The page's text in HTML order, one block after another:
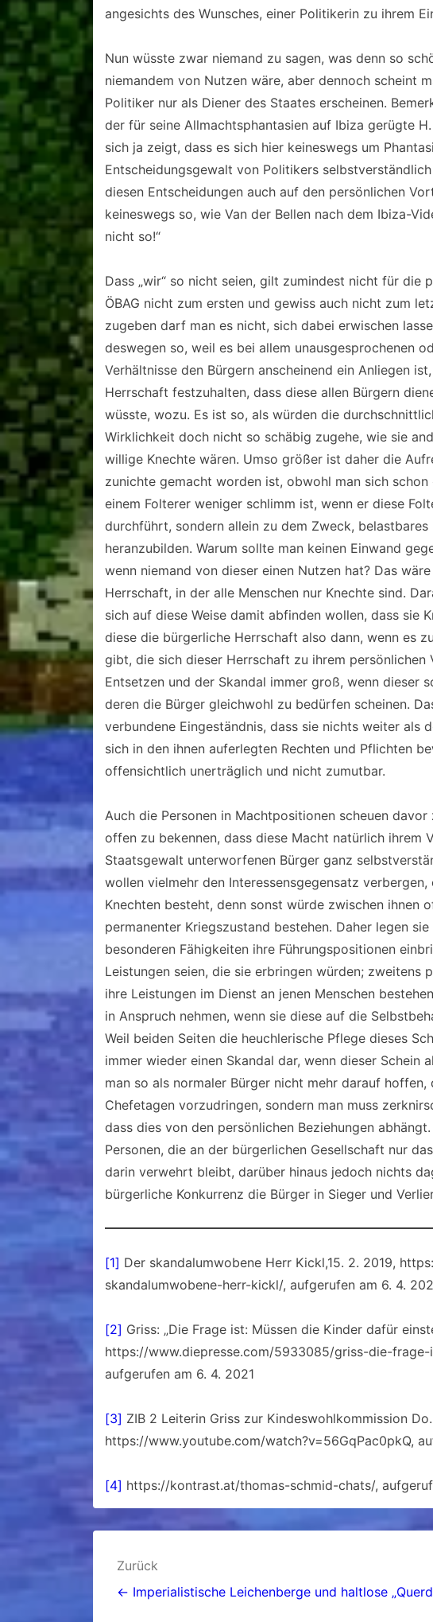
angesichts des Wunsches, einer Politikerin zu ihrem
Nun wüsste zwar niemand zu sagen, was denn so
niemandem von Nutzen wäre, aber dennoch scheint
Politiker nur als Diener des Staates erscheinen.
der für seine Allmachtsphantasien auf Ibiza gerügte
sich ja zeigt, dass es sich hier keineswegs um
Entscheidungsgewalt von Politikers
diesen Entscheidungen auch auf den persönlichen
keineswegs so, wie Van der Bellen nach dem Ibiza-
nicht so!“
Dass „wir“ so nicht seien, gilt zumindest nicht für die
ÖBAG nicht zum ersten und gewiss auch nicht zum
zugeben darf man es nicht, sich dabei erwischen
deswegen so, weil es bei allem unausgesprochenen
Verhältnisse den Bürgern anscheinend ein Anliegen
Herrschaft festzuhalten, dass diese allen Bürgern
wüsste, wozu. Es ist so, als würden die
Wirklichkeit doch nicht so schäbig zugehe, wie sie
willige Knechte wären. Umso größer ist daher die
zunichte gemacht worden ist, obwohl man sich
einem Folterer weniger schlimm ist, wenn er diese
durchführt, sondern allein zu dem Zweck, belastbares
heranzubilden. Warum sollte man keinen Einwand
wenn niemand von dieser einen Nutzen hat? Das
Herrschaft, in der alle Menschen nur Knechte sind.
sich auf diese Weise damit abfinden wollen, dass sie
diese die bürgerliche Herrschaft also dann, wenn es
gibt, die sich dieser Herrschaft zu ihrem persönlichen
Entsetzen und der Skandal immer groß, wenn dieser
deren die Bürger gleichwohl zu bedürfen scheinen.
verbundene Eingeständnis, dass sie nichts weiter als
sich in den ihnen auferlegten Rechten und Pflichten
offensichtlich unerträglich und nicht zumutbar.
Auch die Personen in Machtpositionen scheuen
offen zu bekennen, dass diese Macht natürlich ihrem
Staatsgewalt unterworfenen Bürger ganz
wollen vielmehr den Interessensgegensatz
Knechten besteht, denn sonst würde zwischen ihnen
permanenter Kriegszustand bestehen. Daher legen
besonderen Fähigkeiten ihre Führungspositionen
Leistungen seien, die sie erbringen würden; zweitens
ihre Leistungen im Dienst an jenen Menschen
in Anspruch nehmen, wenn sie diese auf die
Weil beiden Seiten die heuchlerische Pflege dieses
immer wieder einen Skandal dar, wenn dieser Schein
man so als normaler Bürger nicht mehr darauf
Chefetagen vorzudringen, sondern man muss
dass dies von den persönlichen Beziehungen
Personen, die an der bürgerlichen Gesellschaft nur
darin verwehrt bleibt, darüber hinaus jedoch nichts
bürgerliche Konkurrenz die Bürger in Sieger und
[1] Der skandalumwobene Herr Kickl,15. 2. 2019,
skandalumwobene-herr-kickl/, aufgerufen am 6. 4.
[2] Griss: „Die Frage ist: Müssen die Kinder dafür
https://www.diepresse.com/5933085/griss-die-
aufgerufen am 6. 4. 2021
[3] ZIB 2 Leiterin Griss zur Kindeswohlkommission
https://www.youtube.com/watch?v=56GqPac0pkQ,
[4] https://kontrast.at/thomas-schmid-chats/,
Beitragsnavigation
Zurück
← Imperialistische Leichenberge und haltlose